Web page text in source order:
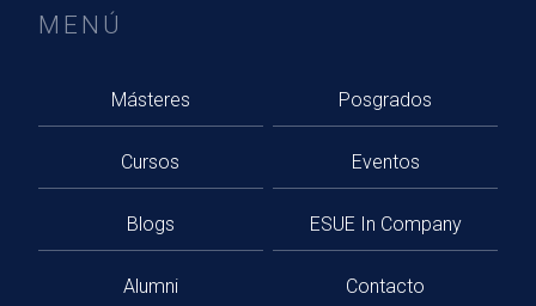
MENÚ
Másteres Posgrados
Cursos Eventos
Blogs ESUE In Company
Alumni Contacto